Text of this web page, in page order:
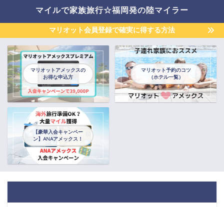
マイルで家族旅行☆福岡発の陸マイラー
マリオット会員登録で確実に得する方法
マリオットアメックスの
お得な申込方
マリオット予約のコツ
（ホテル一覧）
【豪華入会キャンペー
ン】ANAアメックス！